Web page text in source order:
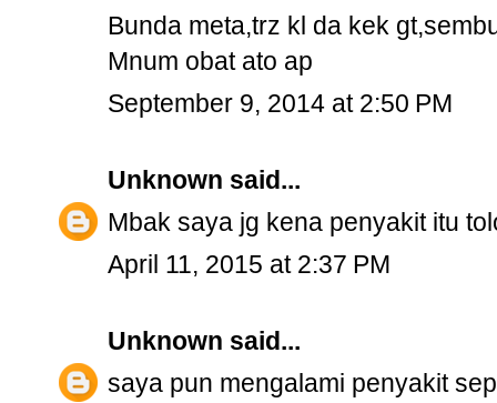
Bunda meta,trz kl da kek
Mnum obat ato ap
September 9, 2014 at 2:50 PM
Unknown said...
Mbak saya jg kena penyakit itu
April 11, 2015 at 2:37 PM
Unknown said...
saya pun mengalami penyakit